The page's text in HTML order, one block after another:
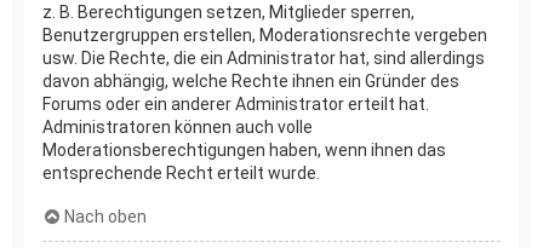
z. B. Berechtigungen setzen, Mitglieder sperren,
Benutzergruppen erstellen, Moderationsrechte vergeben
usw. Die Rechte, die ein Administrator hat, sind allerdings
davon abhängig, welche Rechte ihnen ein Gründer des
Forums oder ein anderer Administrator erteilt hat.
Administratoren können auch volle
Moderationsberechtigungen haben, wenn ihnen das
entsprechende Recht erteilt wurde.
Nach oben